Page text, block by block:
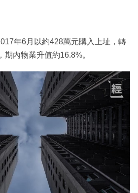
年6月以約428萬元購入上址，轉
內物業升值約16.8%。